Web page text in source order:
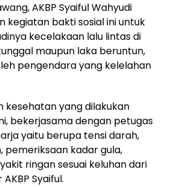
AKBP Syaiful Wahyudi
kegiatan bakti sosial ini untuk
kecelakaan lalu lintas di
maupun laka beruntun,
pengendara yang kelelahan
kesehatan yang dilakukan
bekerjasama dengan petugas
yaitu berupa tensi darah,
pemeriksaan kadar gula,
ringan sesuai keluhan dari
Syaiful.